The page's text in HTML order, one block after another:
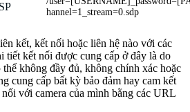
hannel=1_stream=0.sdp
kết, kết nối hoặc liên hệ nào với các
tiết kết nối được cung cấp ở đây là do
không đầy đủ, không chính xác hoặc
cung cấp bất kỳ bảo đảm hay cam kết
nối với camera của mình bằng các URL